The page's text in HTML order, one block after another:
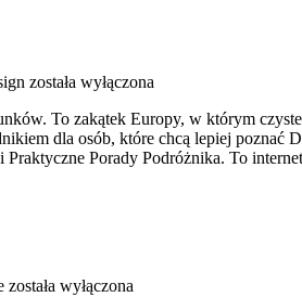
została wyłączona
To zakątek Europy, w którym
dla osób, które chcą lepiej
Praktyczne Porady Podróżnika. To
została wyłączona